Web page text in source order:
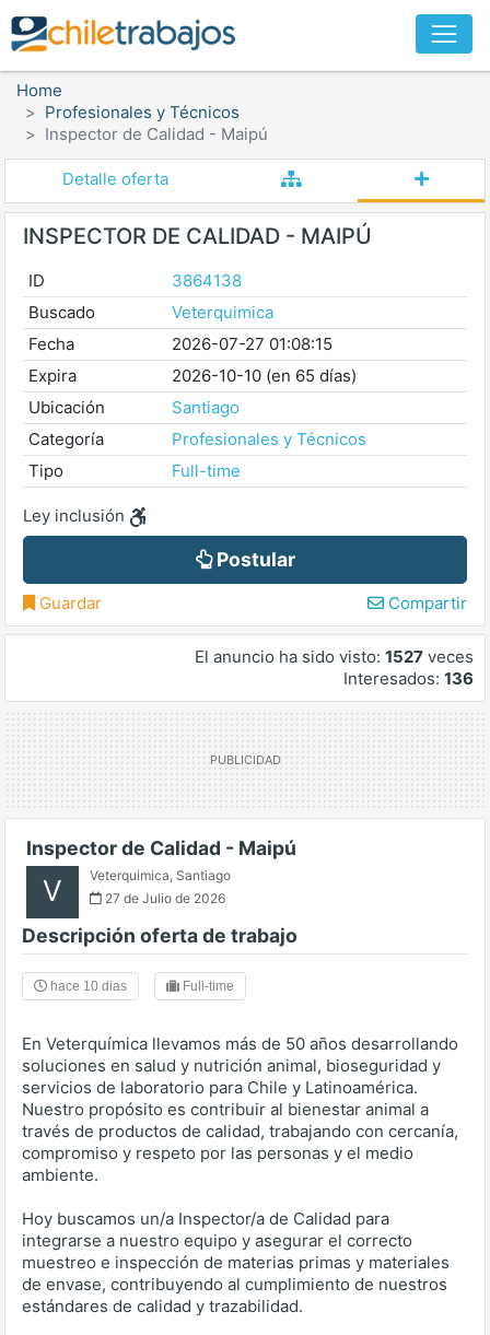
Home
Profesionales y Técnicos
Inspector de Calidad - Maipú
Detalle oferta
INSPECTOR DE CALIDAD - MAIPÚ
ID
3864138
Buscado
Veterquimica
Fecha
2026-07-27 01:08:15
Expira
2026-10-10 (en 65 días)
Ubicación
Santiago
Categoría
Profesionales y Técnicos
Tipo
Full-time
Ley inclusión
Postular
Guardar Compartir
El anuncio ha sido visto: 1527 veces
Interesados: 136
Inspector de Calidad - Maipú
V Veterquimica, Santiago
27 de Julio de 2026
Descripción oferta de trabajo
hace 10 dias Full-time
En Veterquímica llevamos más de 50 años desarrollando
soluciones en salud y nutrición animal, bioseguridad y
servicios de laboratorio para Chile y Latinoamérica.
Nuestro propósito es contribuir al bienestar animal a
través de productos de calidad, trabajando con cercanía,
compromiso y respeto por las personas y el medio
ambiente.
Hoy buscamos un/a Inspector/a de Calidad para
integrarse a nuestro equipo y asegurar el correcto
muestreo e inspección de materias primas y materiales
de envase, contribuyendo al cumplimiento de nuestros
estándares de calidad y trazabilidad.